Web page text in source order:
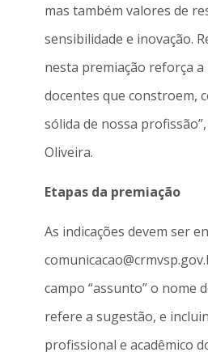
mas também valores de
sensibilidade e inovação.
nesta premiação reforça
docentes que constroem,
sólida de nossa
Oliveira.
Etapas da premiação
As indicações devem ser
campo “assunto” o nome
refere a sugestão, e
profissional e acadêmico